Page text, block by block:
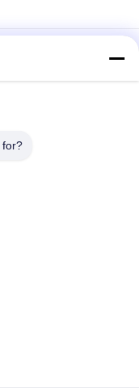
향 시추 파이프
강도 HDD 드릴 파이
for?